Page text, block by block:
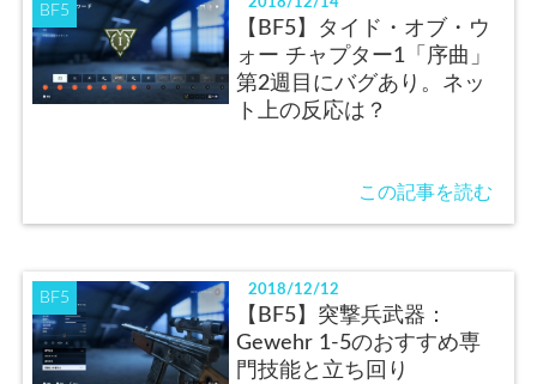
BF5 2018/12/14
【BF5】タイド・オブ・ウ
ォー チャプター1「序曲」
第2週目にバグあり。ネッ
ト上の反応は？
この記事を読む
BF5 2018/12/12
【BF5】突撃兵武器：
Gewehr 1-5のおすすめ専
門技能と立ち回り